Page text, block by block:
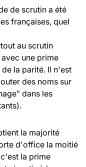
de scrutin a été
françaises, quel
au scrutin
une prime
la parité. Il n'est
des noms sur
dans les
la majorité
d'office la moitié
la prime